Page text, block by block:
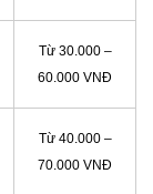
Từ 30.000 –
60.000 VNĐ
Từ 40.000 –
70.000 VNĐ